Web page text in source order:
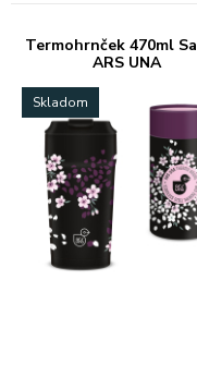
Termohrnček 470ml
ARS UNA
Skladom